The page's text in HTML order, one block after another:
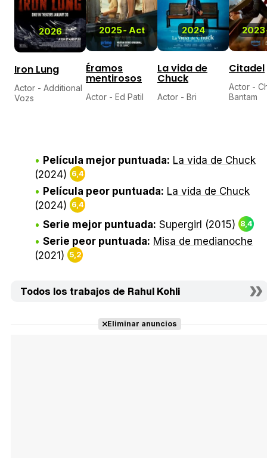
2026
Iron Lung
Actor - Additional
Vozs
2025-Act
Éramos
mentirosos
Actor - Ed Patil
2024
La vida de
Chuck
Actor - Bri
2023
Citadel
Actor -
Bantam
Película mejor puntuada: La vida de Chuck
(2024)
6,4
Película peor puntuada: La vida de Chuck
(2024)
6,4
Serie mejor puntuada: Supergirl (2015) 8,4
Serie peor puntuada: Misa de medianoche
(2021)
5,2
Todos los trabajos de Rahul Kohli
Eliminar anuncios